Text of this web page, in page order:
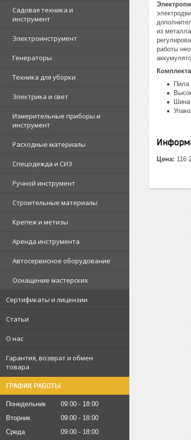
Садовая техника и
инструмент
Электроинструмент
Генераторы
Техника для уборки
Электрика и свет
Измерительные приборы и
инструмент
Расходные материалы
Спецодежда и СИЗ
Ручной инструмент
Строительные материалы
Крепеж и метизы
Аренда инструмента
Автосервисное оборудование
Оснащение мастерских
Сертификаты и лицензии
Статьи
О нас
Гарантия, возврат и обмен
товара
ГРАФИК РАБОТЫ
Понедельник 09:00
18:00
Вторник
09:00
18:00
Среда
09:00
18:00
из
работы
Пила
Шина
Цена: 116